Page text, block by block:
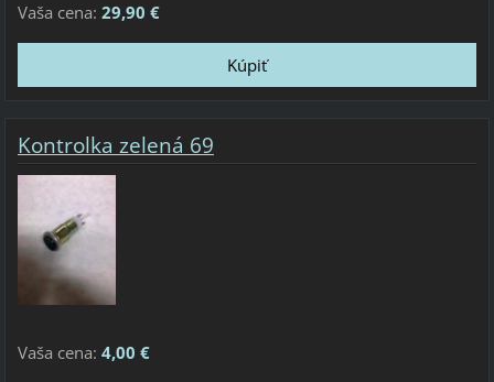
Vaša cena: 29,90 €
Kontrolka zelená 69
Vaša cena: 4,00 €